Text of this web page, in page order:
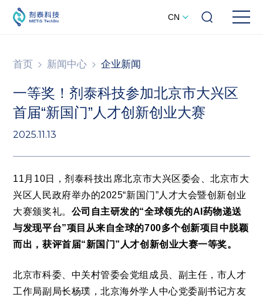
CN
首页 新闻中心 企业新闻
一等奖！剂泰科技参加北京市大兴区
首届“新国门”人才创新创业大赛
2025.11.13
11月10日，剂泰科技出席北京市大兴区委会、北京市大
兴区人民政府举办的2025“新国门”人才大会暨创新创业
大赛颁奖礼。 公司自主研发的“全球领先的AI药物递送
与发现平台”项目从来自全球的700多个创新项目中脱颖
而出，获评首届“新国门”人才创新创业大赛一等奖。
北京市科委、中关村管委会党组成员、副主任，市人才
工作局副局长杨璞，北京海外学人中心党委副书记方友